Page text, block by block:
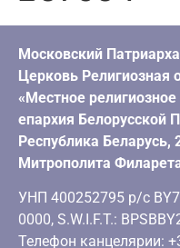
Московский
Церковь Религиозная
«Местное
епархия Белорусской
Республика Беларусь,
Митрополита
УНП 400252795 р/с
0000, S.W.I.F.T.:
Телефон канцелярии: